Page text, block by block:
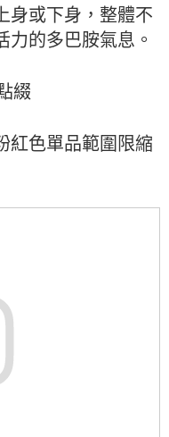
身或下身，整體不
的多巴胺氣息。
綴
紅色單品範圍限縮